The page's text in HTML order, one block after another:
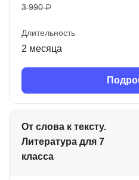
3 990 ₽
Длительность
2 месяца
От слова к тексту.
Литература для 7
класса